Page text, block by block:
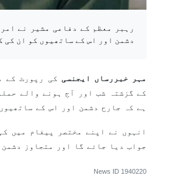
رہبر معظم کے دفاعی مشیر نے
دشمن اور اس کے ساتھیوں کو ان کی
مہر خبررساں ایجنسی کی رپورٹ کے
کے گزشتہ شب اور آج ہونے والے
ہے کہ جارح دشمن اور اس کے
انہوں نے اپنے مختصر پیغام میں
جواب دیا جائے گا اور متجاوز
News ID 1940220